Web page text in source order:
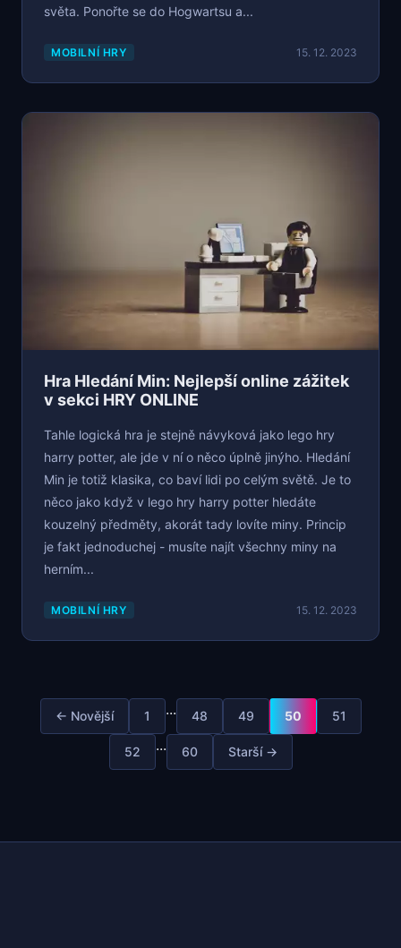
světa. Ponořte se do Hogwartsu a...
MOBILNÍ HRY 15. 12. 2023
Hra Hledání Min: Nejlepší online zážitek
v sekci HRY ONLINE
Tahle logická hra je stejně návyková jako lego hry
harry potter, ale jde v ní o něco úplně jinýho. Hledání
Min je totiž klasika, co baví lidi po celým světě. Je to
něco jako když v lego hry harry potter hledáte
kouzelný předměty, akorát tady lovíte miny. Princip
je fakt jednoduchej - musíte najít všechny miny na
herním...
MOBILNÍ HRY 15. 12. 2023
← Novější 1 ... 48 49 50 51
52 ... 60 Starší →